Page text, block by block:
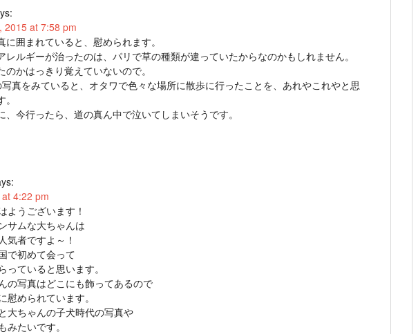
2015 at 7:58 pm
に囲まれていると、慰められます。
レルギーが治ったのは、パリで草の種類が違っていたからなのかもしれません。
のかはっきり覚えていないので。
真をみていると、オタワで色々な場所に散歩に行ったことを、あれやこれやと思
、今行ったら、道の真ん中で泣いてしまいそうです。
4:22 pm
ようございます！
サムな大ちゃんは
気者ですよ～！
で初めて会って
っていると思います。
の写真はどこにも飾ってあるので
慰められています。
大ちゃんの子犬時代の写真や
みたいです。